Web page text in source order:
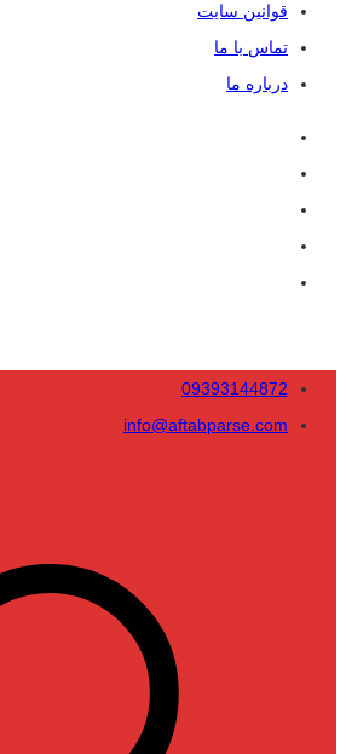
قوانین سایت
تماس با ما
درباره ما
09393144872
info@aftabparse.com